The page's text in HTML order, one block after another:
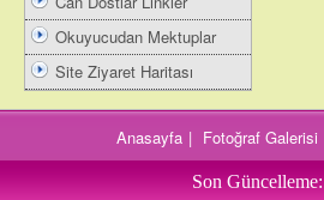
Okuyucudan Mektuplar
Site Ziyaret Haritası
Anasayfa | Fotoğraf Galerisi
Son Güncelleme: